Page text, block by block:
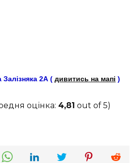
2А ( дивитись на мапі )
оцінка: 4,81 out of 5)